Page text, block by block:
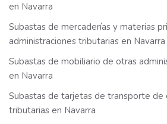
en Navarra
Subastas de mercaderías y materias
administraciones tributarias en Navarra
Subastas de mobiliario de otras
en Navarra
Subastas de tarjetas de transporte de
tributarias en Navarra